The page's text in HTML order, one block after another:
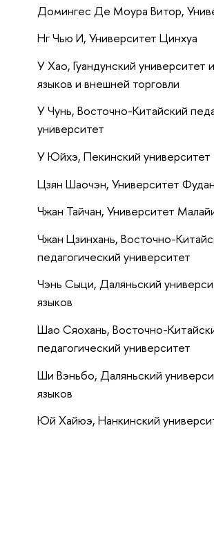
Домингес Де Моура Витор,
Нг Чью И, Университет Цинхуа
У Хао, Гуандунский университет
языков и внешней торговли
У Чунь, Восточно-Китайский
университет
У Юйхэ, Пекинский университет
Цзян Шаочэн, Университет
Чжан Тайчан, Университет
Чжан Цзинхань, Восточно-
педагогический университет
Чэнь Сыци, Даляньский
языков
Шао Сяохань, Восточно-
педагогический университет
Ши Вэньбо, Даляньский
языков
Юй Хайюэ, Нанкинский